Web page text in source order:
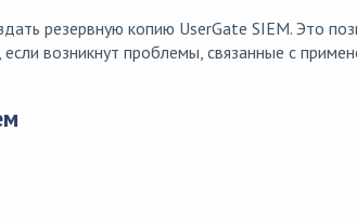
резервную копию UserGate SIEM. Это
возникнут проблемы, связанные с